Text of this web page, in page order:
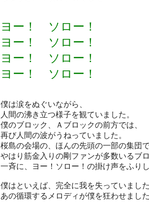
ヨー！ ソロー！
ヨー！ ソロー！
ヨー！ ソロー！
ヨー！ ソロー！
僕は涙をぬぐいながら、
人間の沸き立つ様子を観ていました。
僕のブロック、Ａブロックの前方では、
再び人間の波がうねっていました。
桜島の会場の、ほんの先頭の一部の集団
やはり筋金入りの剛ファンが多数いるブ
一斉に、ヨー！ソロー！の掛け声をふり
僕はといえば、完全に我を失っていまし
あの循環するメロディが僕を狂わせまし